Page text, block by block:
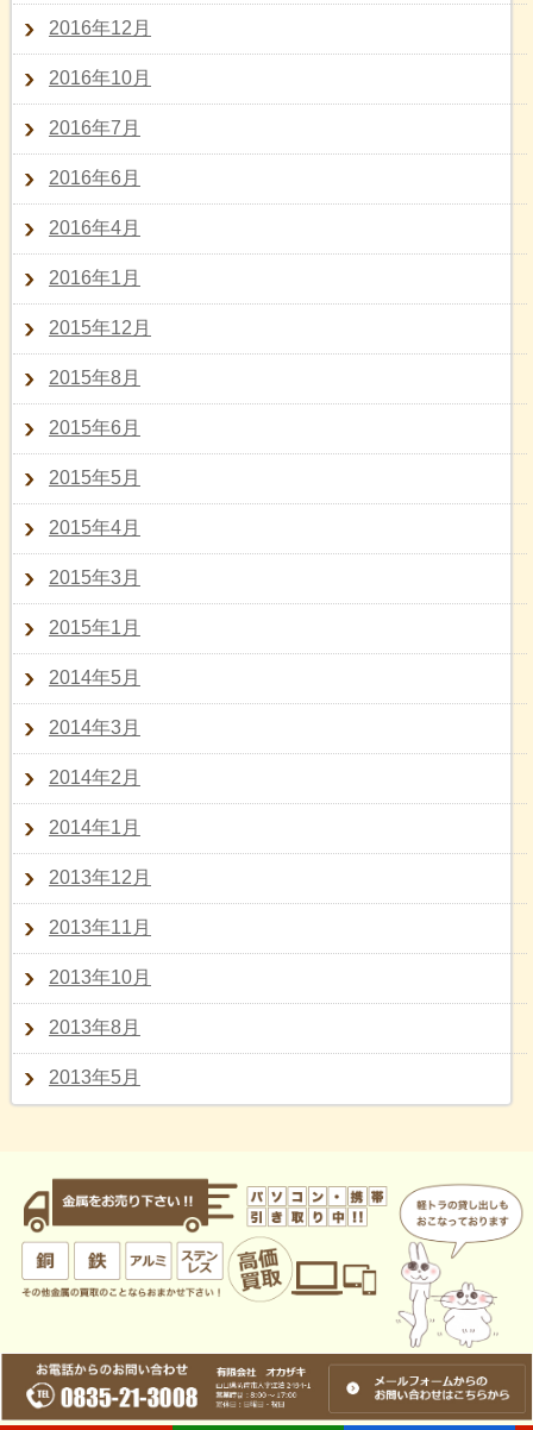
2016年12月
2016年10月
2016年7月
2016年6月
2016年4月
2016年1月
2015年12月
2015年8月
2015年6月
2015年5月
2015年4月
2015年3月
2015年1月
2014年5月
2014年3月
2014年2月
2014年1月
2013年12月
2013年11月
2013年10月
2013年8月
2013年5月